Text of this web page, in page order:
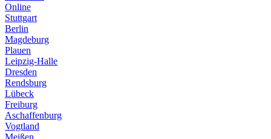
Online
Stuttgart
Berlin
Magdeburg
Plauen
Leipzig-Halle
Dresden
Rendsburg
Lübeck
Freiburg
Aschaffenburg
Vogtland
Meißen